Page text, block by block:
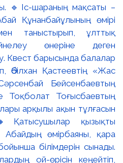
🔹Іс-шараның мақсаты –
Құнанбайұлының өмірі
таныстырып, ұлттық
өнеріне деген
Квест барысында балалар
Әбілхан Қастеевтің «Жас
Бейсенбаевтың
Тоқболат Тоғысбаевтың
арқылы ақын тұлғасын
қызықты
Абайдың өмірбаяны, қара
білімдерін сынады.
ой-өрісін кеңейтіп,